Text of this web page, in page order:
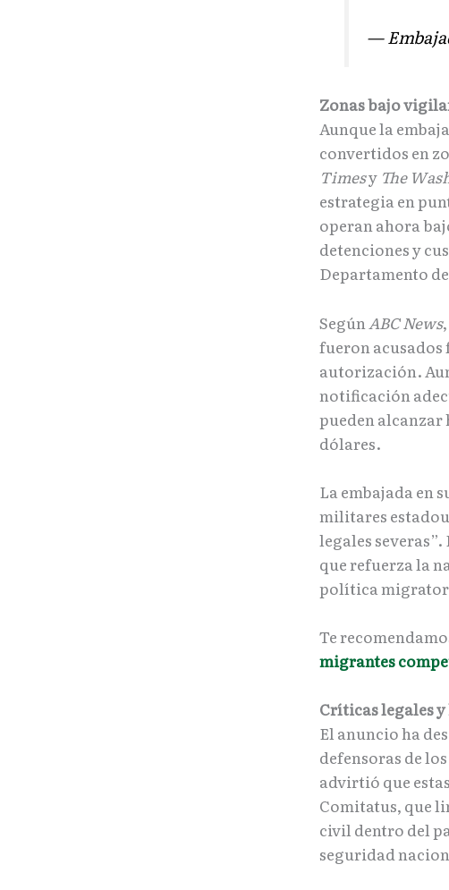
—
Zonas bajo
Aunque la
convertidos en
Timesy The
estrategia en
operan ahora
detenciones y
Departamento
Según ABC News
fueron
autorización.
notificación
pueden alcanzar
dólares.
La embajada en
militares
legales
que refuerza la
política
Te
migrantes
Críticas legales
El anuncio ha
defensoras de
advirtió que
Comitatus, que
civil dentro del
seguridad